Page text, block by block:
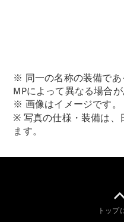
Stationwagon
All
※ 同一の名称の装備であ
MPによって異なる場合が
※ 画像はイメージです。
※ 写真の仕様・装備は、
ます。
トップ